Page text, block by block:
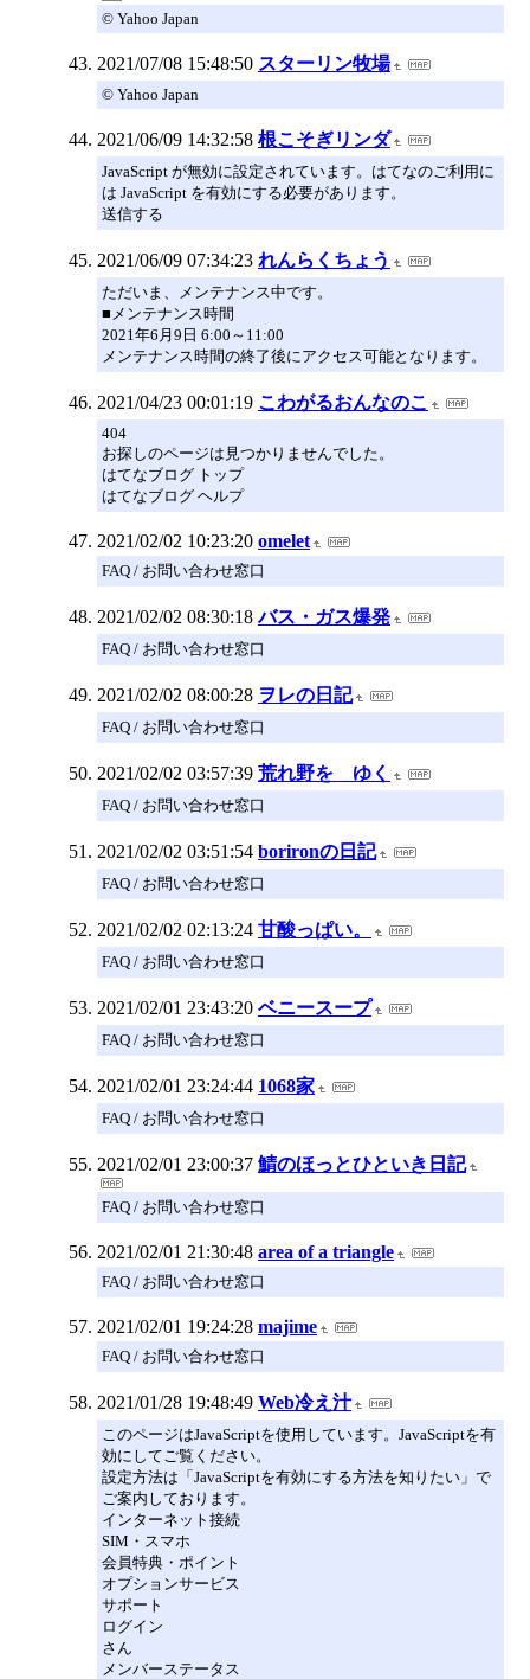
© Yahoo Japan
2021/07/08 15:48:50 スターリン牧場
© Yahoo Japan
2021/06/09 14:32:58 根こそぎリンダ
JavaScript が無効に設定されています。はてなのご利用に
は JavaScript を有効にする必要があります。
送信する
2021/06/09 07:34:23 れんらくちょう
ただいま、メンテナンス中です。
■メンテナンス時間
2021年6月9日 6:00～11:00
メンテナンス時間の終了後にアクセス可能となります。
2021/04/23 00:01:19 こわがるおんなのこ
404
お探しのページは見つかりませんでした。
はてなブログ トップ
はてなブログ ヘルプ
2021/02/02 10:23:20 omelet
FAQ / お問い合わせ窓口
2021/02/02 08:30:18 バス・ガス爆発
FAQ / お問い合わせ窓口
2021/02/02 08:00:28 ヲレの日記
FAQ / お問い合わせ窓口
2021/02/02 03:57:39 荒れ野を ゆく
FAQ / お問い合わせ窓口
2021/02/02 03:51:54 borironの日記
FAQ / お問い合わせ窓口
2021/02/02 02:13:24 甘酸っぱい。
FAQ / お問い合わせ窓口
2021/02/01 23:43:20 ベニースープ
FAQ / お問い合わせ窓口
2021/02/01 23:24:44 1068家
FAQ / お問い合わせ窓口
2021/02/01 23:00:37 鯖のほっとひといき日記
FAQ / お問い合わせ窓口
2021/02/01 21:30:48 area of a triangle
FAQ / お問い合わせ窓口
2021/02/01 19:24:28 majime
FAQ / お問い合わせ窓口
2021/01/28 19:48:49 Web冷え汁
このページはJavaScriptを使用しています。JavaScriptを有
効にしてご覧ください。
設定方法は「JavaScriptを有効にする方法を知りたい」で
ご案内しております。
インターネット接続
SIM・スマホ
会員特典・ポイント
オプションサービス
サポート
ログイン
さん
メンバーステータス